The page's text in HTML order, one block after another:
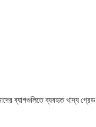
ব্যাগগুলিতে ব্যবহৃত খাদ্য গ্রেড